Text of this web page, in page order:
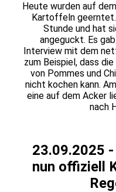
Heute wurden auf
Kartoffeln
Stunde und hat
angeguckt. Es
Interview mit dem
zum Beispiel, dass
von Pommes und
nicht kochen kann.
eine auf dem Acker
nach
23.09.2025
nun offiziell